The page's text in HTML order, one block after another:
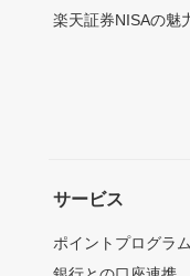
楽天証券NISAの魅
サービス
ポイントプログラム